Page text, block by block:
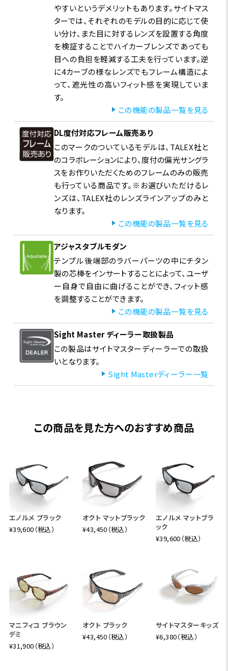
やすいというデメリットもあります。サイトマス
ターでは、それぞれのモデルの目的に応じて使
い分け、また目に対するレンズを設置する角度
を検証することでハイカーブレンズであっても
目への負担を軽減する工夫を行っています。逆
に4カーブの様なレンズでもフレーム構造によ
って、遮光性の高いフィット感を実現していま
す。
この機能の製品一覧を見る
DL度付対応フレーム販売あり
このマークのついているモデルは、TALEX社と
のコラボレーションにより、度付の偏光サングラ
スをお作りいただくためのフレームのみの販売
も行っている商品です。※お選びいただけるレ
ンズは、TALEX社のレンズラインアップのみと
なります。
この機能の製品一覧を見る
アジャスタブルモダン
テンプル後端部のラバーパーツの中にチタン
製の芯棒をインサートすることによって、ユーザ
ー自身で自由に曲げることができ、フィット感
を調整することができます。
この機能の製品一覧を見る
Sight Master ディーラー取扱製品
この製品はサイトマスターディーラーでの取扱
いとなります。
Sight Masterディーラー一覧
この商品を見た方へのおすすめ商品
エノルメ ブラック
¥39,600（税込）
オクト マットブラック
¥43,450（税込）
エノルメ マットブラ
ック
¥39,600（税込）
マニフィコ ブラウン
デミ
¥31,900（税込）
オクト ブラック
¥43,450（税込）
サイトマスターキッズ
¥6,380（税込）